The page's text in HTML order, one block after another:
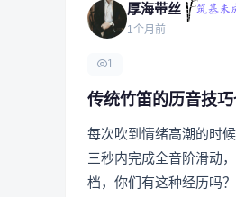
厚海带丝
1个月前
1
传统竹笛的历音技巧
每次吹到情绪高潮的时
三秒内完成全音阶滑动
档，你们有这种经历吗